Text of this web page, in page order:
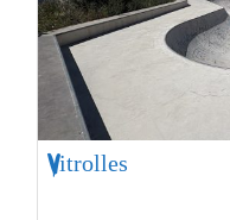
Vitrolles